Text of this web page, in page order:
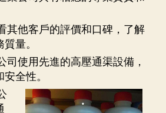
其他客戶的評價和口碑，了解
量。
司使用先進的高壓通渠設備，
全性。